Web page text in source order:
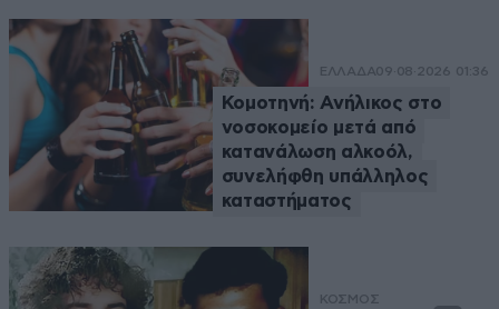
ΕΛΛΑΔΑ09·08·2026 01:36
Κομοτηνή: Ανήλικος στο
νοσοκομείο μετά από
κατανάλωση αλκοόλ,
συνελήφθη υπάλληλος
καταστήματος
ΚΟΣΜΟΣ